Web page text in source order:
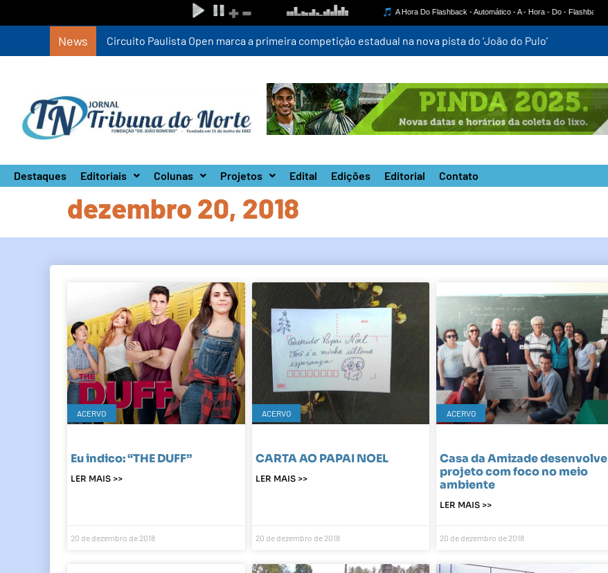
News Circuito Paulista Open marca a primeira competição estadual na nova pista do ‘João do Pulo’
Destaques Editoriais Colunas Projetos Edital Edições Editorial Contato
dezembro 20, 2018
ACERVO
Eu indico: “THE DUFF”
LER MAIS >>
20 de dezembro de 2018
ACERVO
CARTA AO PAPAI NOEL
LER MAIS >>
20 de dezembro de 2018
ACERVO
Casa da Amizade desenvolve
projeto com foco no meio
ambiente
LER MAIS >>
20 de dezembro de 2018